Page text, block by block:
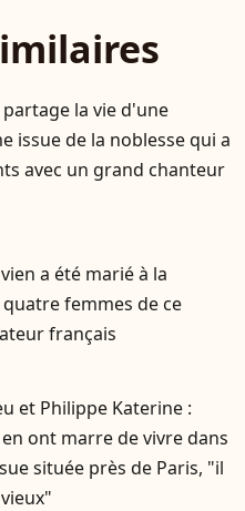
partage la vie d'une
issue de la noblesse qui a
avec un grand chanteur
a été marié à la
femmes de ce
français
et Philippe Katerine :
ont marre de vivre dans
située près de Paris, "il